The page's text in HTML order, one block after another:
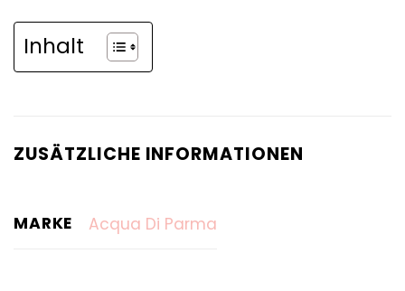
Inhalt
ZUSÄTZLICHE INFORMATIONEN
MARKE Acqua Di Parma